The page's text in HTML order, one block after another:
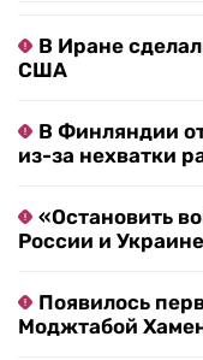
В Иране
США
В Финляндии
из-за нехватки
«Остановить
России и
Появилось
Моджтабой